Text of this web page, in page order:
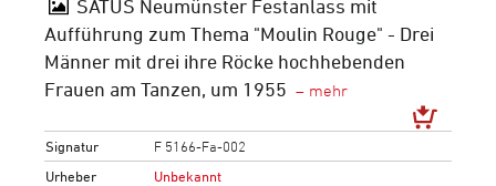
SATUS Neumünster Festanlass mit
Aufführung zum Thema "Moulin Rouge" - Drei
Männer mit drei ihre Röcke hochhebenden
Frauen am Tanzen, um 1955
Signatur
F 5166-Fa-002
Urheber
Unbekannt